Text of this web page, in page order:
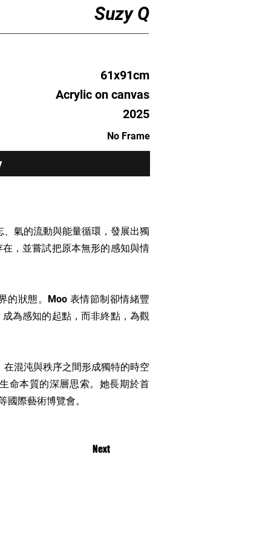
Suzy Q
61x91cm
Acrylic on canvas
2025
No Frame
氣的流動與能量循環，發展出獨
，並嘗試把原本無形的感知與情
的狀態。Moo 表情節制卻情緒豐
為感知的起點，而非終點，為觀
混沌與秩序之間形成獨特的時空
命本質的深層思索。她長期於首
際藝術博覽會。
Next